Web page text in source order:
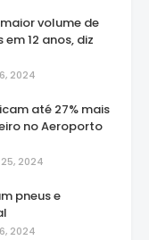
volume de
12 anos, diz
2024
até 27% mais
no Aeroporto
25, 2024
pneus e
2024